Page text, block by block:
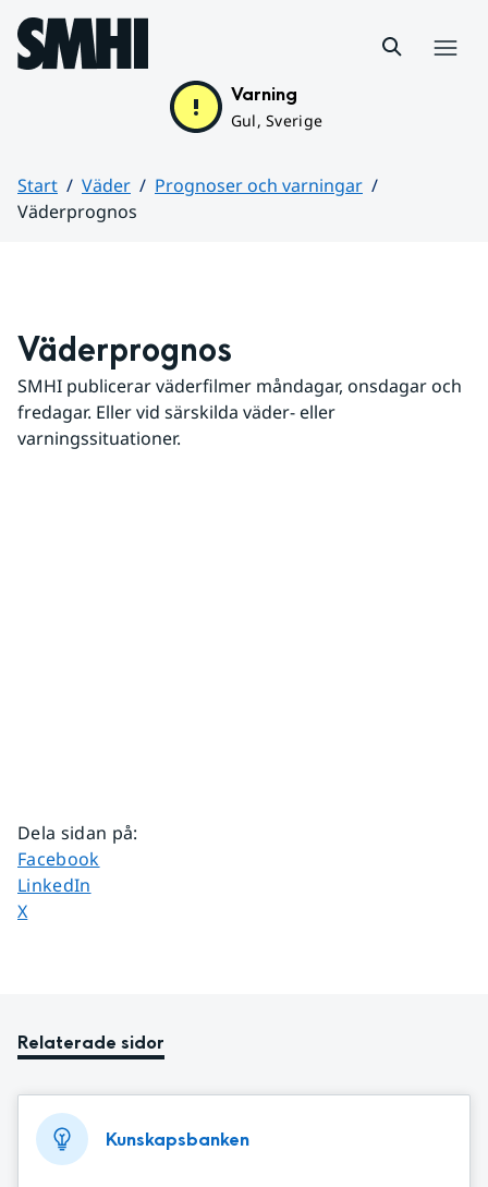
Hoppa till sidans innehåll
Varning
Gul, Sverige
Start Väder
Prognoser och varningar
Väderprognos
Väderprognos
SMHI publicerar väderfilmer måndagar, onsdagar och
fredagar. Eller vid särskilda väder- eller
varningssituationer.
Dela sidan på:
Dela sidan på
Facebook
Dela sidan på
LinkedIn
Dela sidan på
X
Relaterade sidor
Kunskapsbanken